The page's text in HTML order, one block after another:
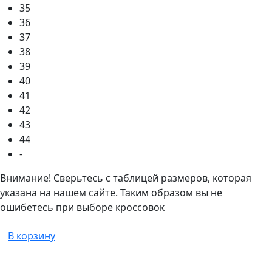
35
36
37
38
39
40
41
42
43
44
-
Внимание! Сверьтесь с таблицей размеров, которая
указана на нашем сайте. Таким образом вы не
ошибетесь при выборе кроссовок
В корзину